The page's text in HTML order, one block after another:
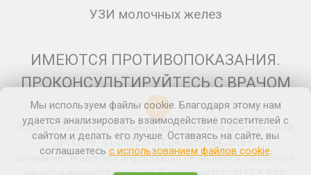
УЗИ молочных желез
ИМЕЮТСЯ ПРОТИВОПОКАЗАНИЯ.
ПРОКОНСУЛЬТИРУЙТЕСЬ С ВРАЧОМ
12+
Лицензия на осуществление медицинской деятельности
№ЛО-78- 01-007271 от 24 октября 2016 г.
Внимание: Указанная информация не является публичной
Мы используем файлы cookie. Благодаря этому нам
удается анализировать взаимодействие посетителей с
сайтом и делать его лучше. Оставаясь на сайте, вы
соглашаетесь с использованием файлов cookie.